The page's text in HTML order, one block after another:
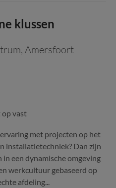
klussen
, Amersfoort
vast
met projecten op het
installatietechniek? Dan zijn
een dynamische omgeving
werkcultuur gebaseerd op
afdeling...